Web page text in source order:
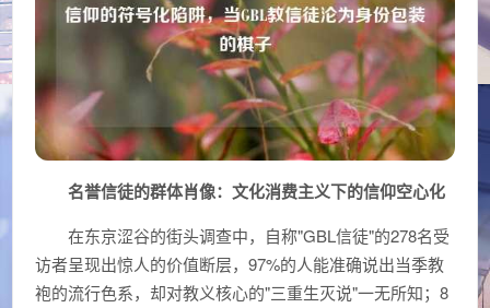
名誉信徒的群体肖像：文化消费主义下的信仰空心化
在东京涩谷的街头调查中，自称"GBL信徒"的278名受
访者呈现出惊人的价值断层，97%的人能准确说出当季教
袍的流行色系，却对教义核心的"三重生灭说"一无所知；8